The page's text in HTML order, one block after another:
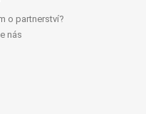
o partnerství?
nás